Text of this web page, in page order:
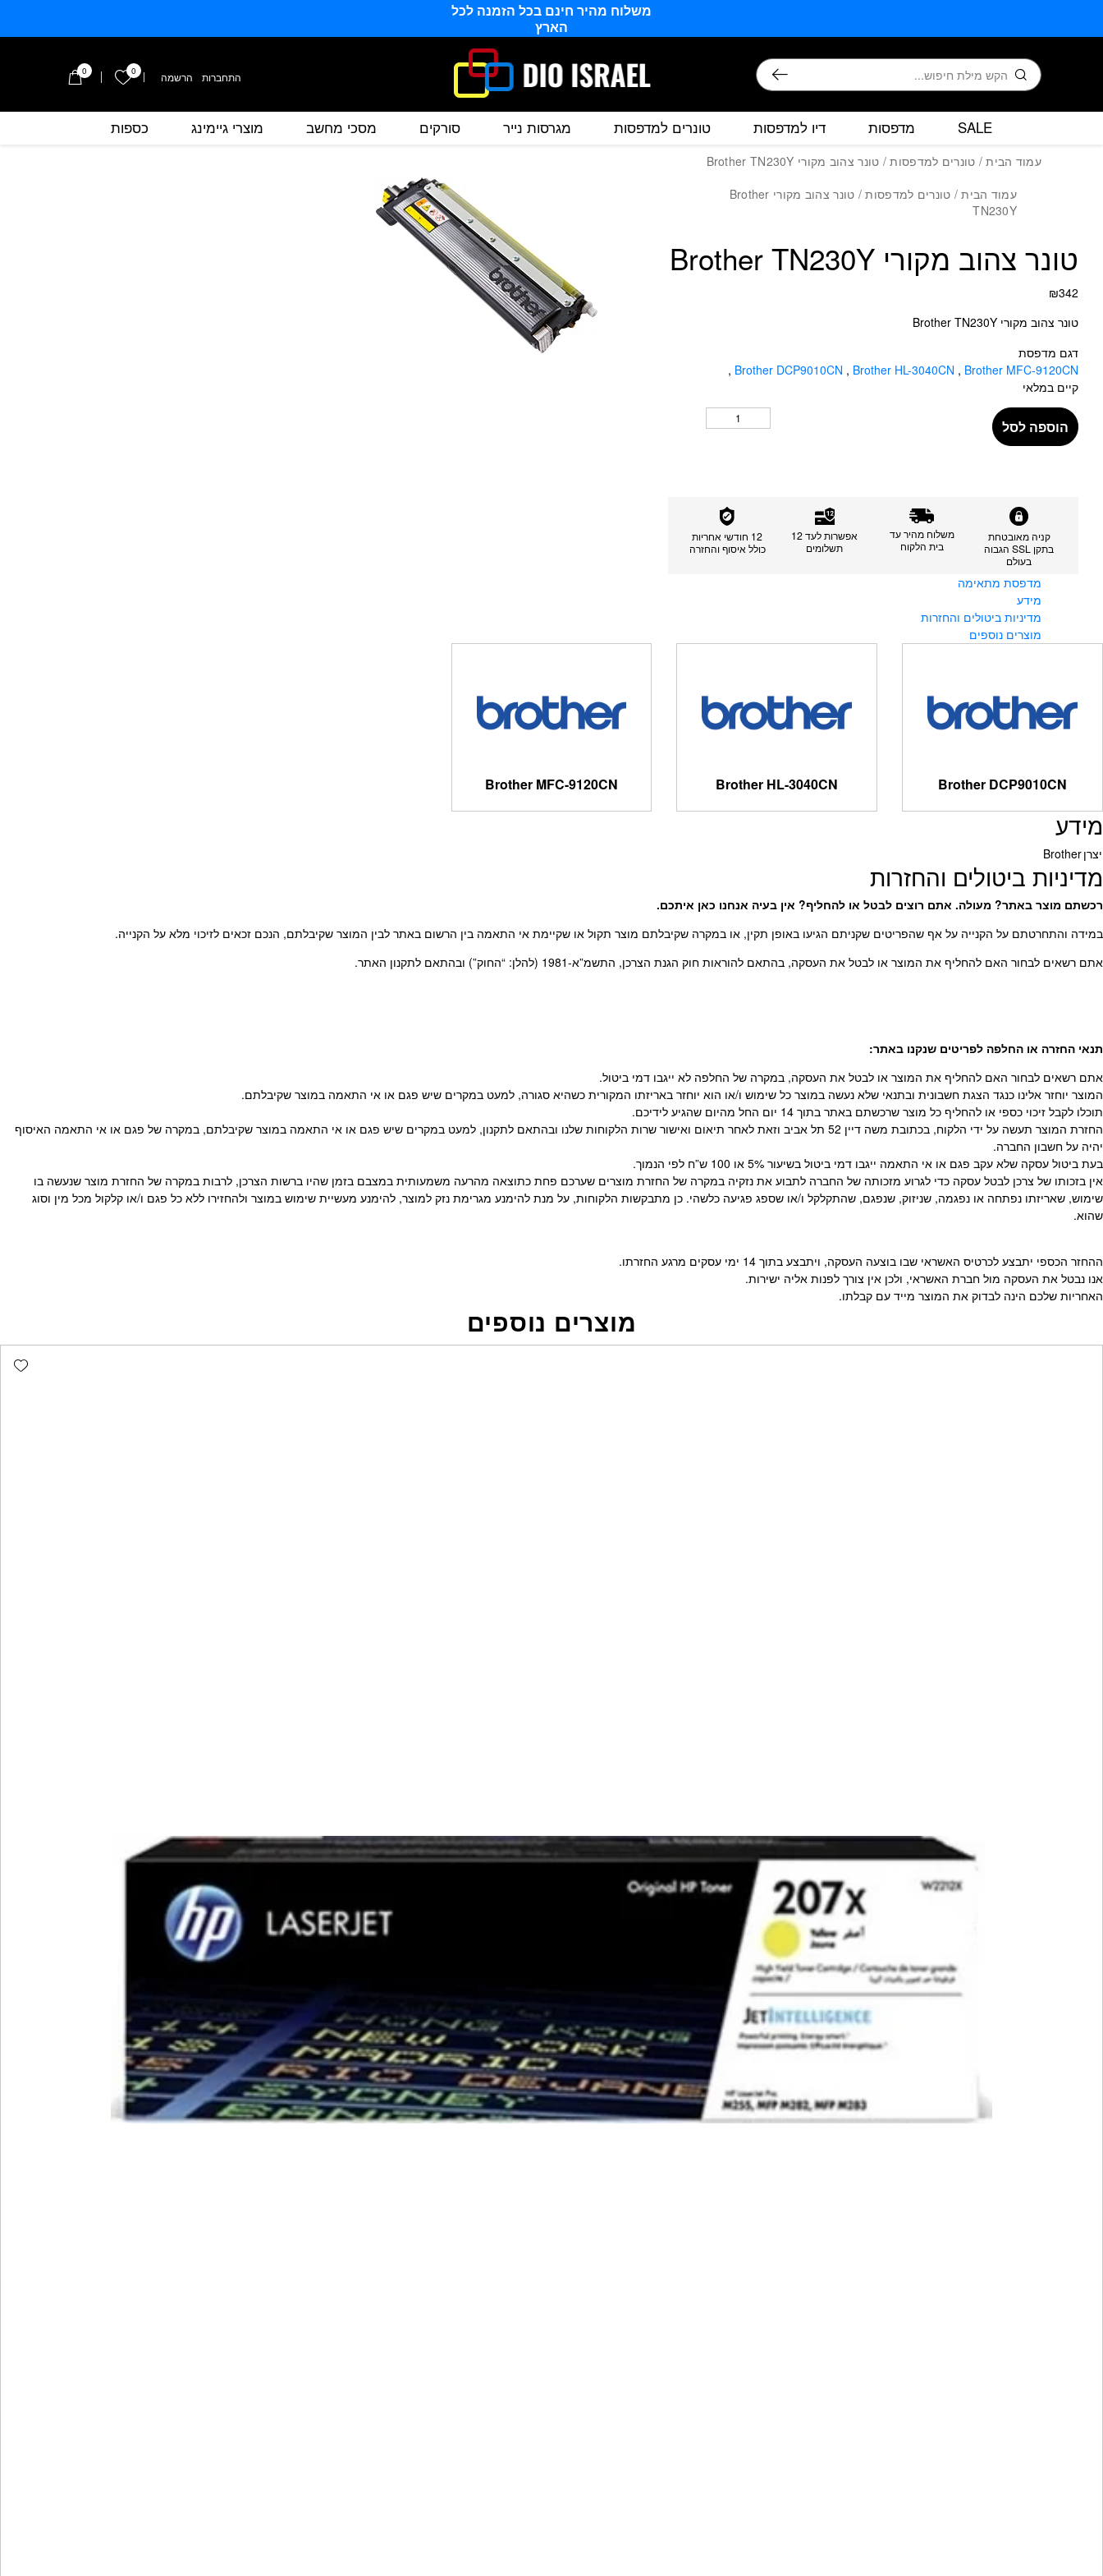
משלוח מהיר חינם בכל הזמנה לכל
הארץ
התחברות הרשמה 0 הרשימה שלי
0 חיפוש
SALE מדפסות דיו למדפסות טונרים למדפסות מגרסות נייר סורקים מסכי מחשב מוצרי גיימינג כספות
עמוד הבית/ טונרים למדפסות/ טונר צהוב מקורי Brother TN230Y
עמוד הבית/ טונרים למדפסות
/ טונר צהוב מקורי Brother
TN230Y
טונר צהוב מקורי Brother TN230Y
₪342
טונר צהוב מקורי Brother TN230Y
דגם מדפסת
Brother DCP9010CN , Brother HL-3040CN , Brother MFC-9120CN
,
קיים במלאי
הוספה לסל
קניה מאובטחת
בתקן SSL הגבוה
בעולם
משלוח מהיר עד
בית הלקוח
אפשרות לעד 12
תשלומים
12 חודשי אחריות
כולל איסוף והחזרה
מדפסת מתאימה
מידע
מדיניות ביטולים והחזרות
מוצרים נוספים
Brother DCP9010CN
Brother HL-3040CN
Brother MFC-9120CN
מידע
יצרןBrother
מדיניות ביטולים והחזרות
רכשתם מוצר באתר? מעולה. אתם רוצים לבטל או להחליף? אין בעיה אנחנו כאן איתכם.
במידה והתחרטתם על הקנייה על אף שהפריטים שקניתם הגיעו באופן תקין, או במקרה שקיבלתם מוצר תקול או שקיימת אי התאמה בין הרשום באתר לבין המוצר שקיבלתם, הנכם זכאים לזיכוי מלא על הקנייה.
אתם רשאים לבחור האם להחליף את המוצר או לבטל את העסקה, בהתאם להוראות חוק הגנת הצרכן, התשמ”א-1981 (להלן: “החוק”) ובהתאם לתקנון האתר.
תנאי החזרה או החלפה לפריטים שנקנו באתר:
אתם רשאים לבחור האם להחליף את המוצר או לבטל את העסקה, במקרה של החלפה לא ייגבו דמי ביטול.
המוצר יוחזר אלינו כנגד הצגת חשבונית ובתנאי שלא נעשה במוצר כל שימוש ו/או הוא יוחזר באריזתו המקורית כשהיא סגורה, למעט במקרים שיש פגם או אי התאמה במוצר שקיבלתם.
תוכלו לקבל זיכוי כספי או להחליף כל מוצר שרכשתם באתר בתוך 14 יום החל מהיום שהגיע לידיכם.
החזרת המוצר תעשה על ידי הלקוח, בכתובת משה דיין 52 תל אביב וזאת לאחר תיאום ואישור שרות הלקוחות שלנו ובהתאם לתקנון, למעט במקרים שיש פגם או אי התאמה במוצר שקיבלתם, במקרה של פגם או אי התאמה האיסוף
יהיה על חשבון החברה.
בעת ביטול עסקה שלא עקב פגם או אי התאמה ייגבו דמי ביטול בשיעור 5% או 100 ש”ח לפי הנמוך.
אין בזכותו של צרכן לבטל עסקה כדי לגרוע מזכותה של החברה לתבוע את נזקיה במקרה של החזרת מוצרים שערכם פחת כתוצאה מהרעה משמעותית במצבם בזמן שהיו ברשות הצרכן, לרבות במקרה של החזרת מוצר שנעשה בו
שימוש, שאריזתו נפתחה או נפגמה, שניזוק, שנפגם, שהתקלקל ו/או שספג פגיעה כלשהי. כן מתבקשות הלקוחות, על מנת להימנע מגרימת נזק למוצר, להימנע מעשיית שימוש במוצר ולהחזירו ללא כל פגם ו/או קלקול מכל מין וסוג
שהוא.
ההחזר הכספי יתבצע לכרטיס האשראי שבו בוצעה העסקה, ויתבצע בתוך 14 ימי עסקים מרגע החזרתו.
אנו נבטל את העסקה מול חברת האשראי, ולכן אין צורך לפנות אליה ישירות.
האחריות שלכם הינה לבדוק את המוצר מייד עם קבלתו.
מוצרים נוספים